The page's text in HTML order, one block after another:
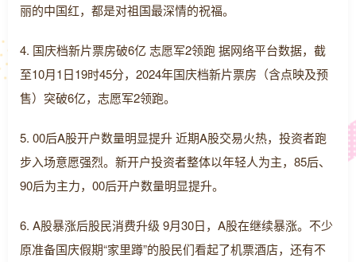
丽的中国红，都是对祖国最深情的祝福。
4. 国庆档新片票房破6亿 志愿军2领跑 据网络平台数据，截
至10月1日19时45分，2024年国庆档新片票房（含点映及预
售）突破6亿，志愿军2领跑。
5. 00后A股开户数量明显提升 近期A股交易火热，投资者跑
步入场意愿强烈。新开户投资者整体以年轻人为主，85后、
90后为主力，00后开户数量明显提升。
6. A股暴涨后股民消费升级 9月30日，A股在继续暴涨。不少
原准备国庆假期“家里蹲”的股民们看起了机票酒店，还有不